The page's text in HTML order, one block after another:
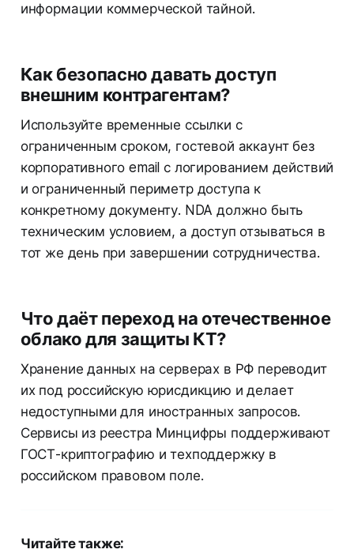
информации коммерческой тайной.
Как безопасно давать доступ
внешним контрагентам?
Используйте временные ссылки с
ограниченным сроком, гостевой аккаунт без
корпоративного email с логированием действий
и ограниченный периметр доступа к
конкретному документу. NDA должно быть
техническим условием, а доступ отзываться в
тот же день при завершении сотрудничества.
Что даёт переход на отечественное
облако для защиты КТ?
Хранение данных на серверах в РФ переводит
их под российскую юрисдикцию и делает
недоступными для иностранных запросов.
Сервисы из реестра Минцифры поддерживают
ГОСТ-криптографию и техподдержку в
российском правовом поле.
Читайте также: